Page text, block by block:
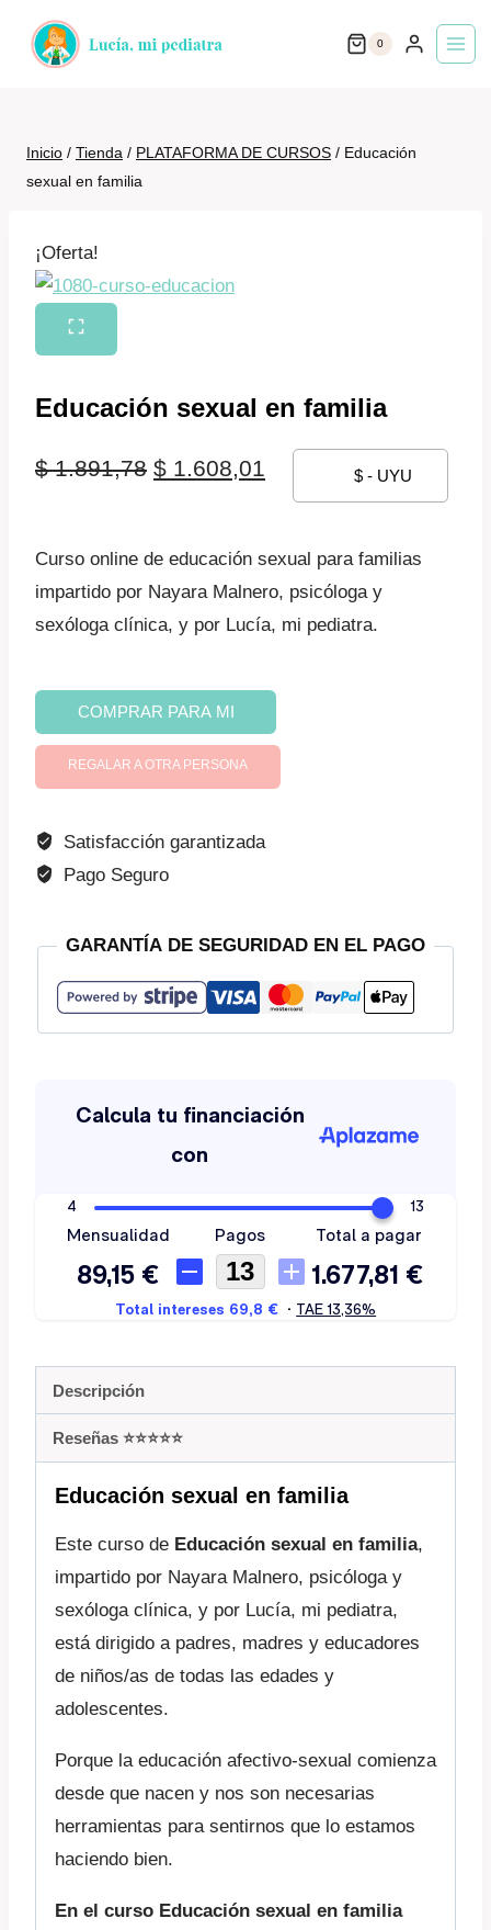
0
Inicio / Tienda / PLATAFORMA DE CURSOS / Educación
sexual en familia
¡Oferta!
Educación sexual en familia
$1.891,78 El
original
era:
$ 1.891,78.
$ 1.608,01
precio
actual
es:
$ 1.608,01.
$ - UYU
Curso online de educación sexual para familias
impartido por Nayara Malnero, psicóloga y
sexóloga clínica, y por Lucía, mi pediatra.
Educación
sexual
familia
COMPRAR PARA MI
REGALAR A OTRA PERSONA
Satisfacción garantizada
Pago Seguro
GARANTÍA DE SEGURIDAD EN EL PAGO
Descripción
Reseñas ⭐️⭐️⭐️⭐️⭐️
Educación sexual en familia
Este curso de Educación sexual en familia,
impartido por Nayara Malnero, psicóloga y
sexóloga clínica, y por Lucía, mi pediatra,
está dirigido a padres, madres y educadores
de niños/as de todas las edades y
adolescentes.
Porque la educación afectivo-sexual comienza
desde que nacen y nos son necesarias
herramientas para sentirnos que lo estamos
haciendo bien.
En el curso Educación sexual en familia